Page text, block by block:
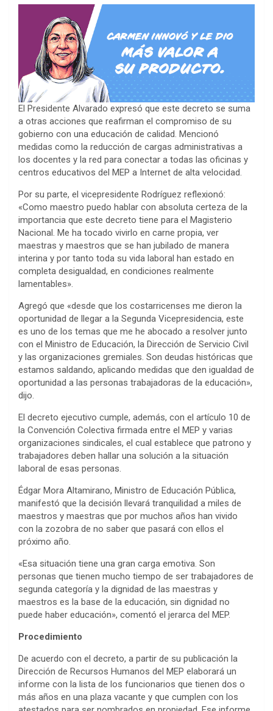
El Presidente Alvarado expresó que este decreto se suma
a otras acciones que reafirman el compromiso de su
gobierno con una educación de calidad. Mencionó
medidas como la reducción de cargas administrativas a
los docentes y la red para conectar a todas las oficinas y
centros educativos del MEP a Internet de alta velocidad.
Por su parte, el vicepresidente Rodríguez reflexionó:
«Como maestro puedo hablar con absoluta certeza de la
importancia que este decreto tiene para el Magisterio
Nacional. Me ha tocado vivirlo en carne propia, ver
maestras y maestros que se han jubilado de manera
interina y por tanto toda su vida laboral han estado en
completa desigualdad, en condiciones realmente
lamentables».
Agregó que «desde que los costarricenses me dieron la
oportunidad de llegar a la Segunda Vicepresidencia, este
es uno de los temas que me he abocado a resolver junto
con el Ministro de Educación, la Dirección de Servicio Civil
y las organizaciones gremiales. Son deudas históricas que
estamos saldando, aplicando medidas que den igualdad de
oportunidad a las personas trabajadoras de la educación»,
dijo.
El decreto ejecutivo cumple, además, con el artículo 10 de
la Convención Colectiva firmada entre el MEP y varias
organizaciones sindicales, el cual establece que patrono y
trabajadores deben hallar una solución a la situación
laboral de esas personas.
Édgar Mora Altamirano, Ministro de Educación Pública,
manifestó que la decisión llevará tranquilidad a miles de
maestros y maestras que por muchos años han vivido
con la zozobra de no saber que pasará con ellos el
próximo año.
«Esa situación tiene una gran carga emotiva. Son
personas que tienen mucho tiempo de ser trabajadores de
segunda categoría y la dignidad de las maestras y
maestros es la base de la educación, sin dignidad no
puede haber educación», comentó el jerarca del MEP.
Procedimiento
De acuerdo con el decreto, a partir de su publicación la
Dirección de Recursos Humanos del MEP elaborará un
informe con la lista de los funcionarios que tienen dos o
más años en una plaza vacante y que cumplen con los